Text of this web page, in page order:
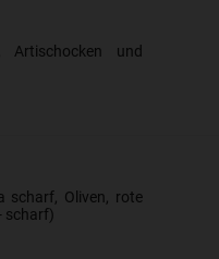
Artischocken und
scharf, Oliven, rote
scharf)